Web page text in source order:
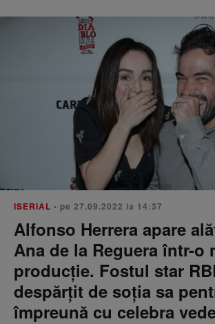
ISERIAL • pe 27.09.2022 la 14:37
Alfonso Herrera apare
Ana de la Reguera într-o
producție. Fostul star
despărțit de soția sa
împreună cu celebra